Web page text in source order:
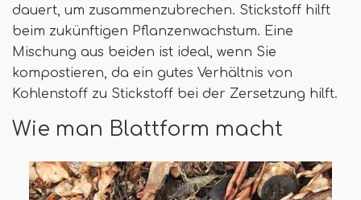
dauert, um zusammenzubrechen. Stickstoff hilft
beim zukünftigen Pflanzenwachstum. Eine
Mischung aus beiden ist ideal, wenn Sie
kompostieren, da ein gutes Verhältnis von
Kohlenstoff zu Stickstoff bei der Zersetzung hilft.
Wie man Blattform macht